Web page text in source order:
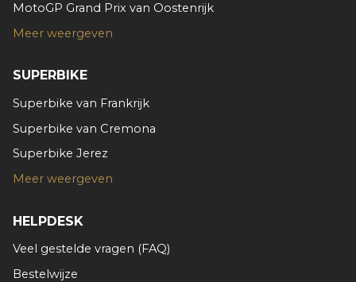
MotoGP Grand Prix van Oostenrijk
Meer weergeven
SUPERBIKE
Superbike van Frankrijk
Superbike van Cremona
Superbike Jerez
Meer weergeven
HELPDESK
Veel gestelde vragen (FAQ)
Bestelwijze